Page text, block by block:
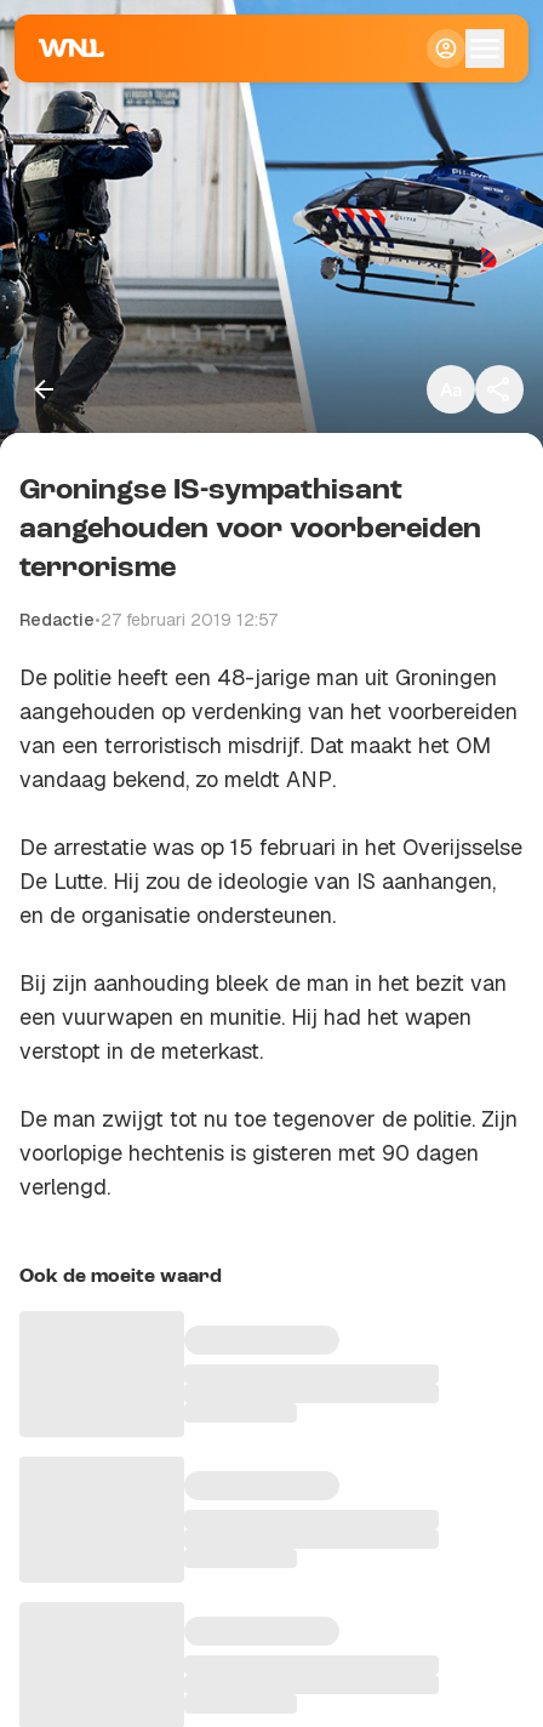
Klein
Standaard
Kopieer link
Groningse IS-sympathisant
aangehouden voor voorbereiden
terrorisme
Redactie•27 februari 2019 12:57
De politie heeft een 48-jarige man uit Groningen
aangehouden op verdenking van het voorbereiden
van een terroristisch misdrijf. Dat maakt het OM
vandaag bekend, zo meldt ANP.
De arrestatie was op 15 februari in het Overijsselse
De Lutte. Hij zou de ideologie van IS aanhangen,
en de organisatie ondersteunen.
Bij zijn aanhouding bleek de man in het bezit van
een vuurwapen en munitie. Hij had het wapen
verstopt in de meterkast.
De man zwijgt tot nu toe tegenover de politie. Zijn
voorlopige hechtenis is gisteren met 90 dagen
verlengd.
Ook de moeite waard